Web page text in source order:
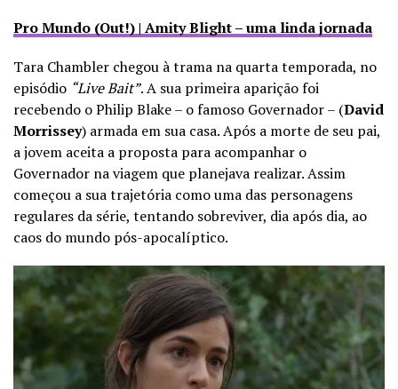
Pro Mundo (Out!) | Amity Blight – uma linda jornada
Tara Chambler chegou à trama na quarta temporada, no
episódio “Live Bait”. A sua primeira aparição foi
recebendo o Philip Blake – o famoso Governador – (David
Morrissey) armada em sua casa.Após a morte de seu pai,
a jovem aceita a proposta para acompanhar o
Governador na viagem que planejava realizar. Assim
começou a sua trajetória como uma das personagens
regulares da série, tentando sobreviver, dia após dia, ao
caos do mundo pós-apocalíptico.